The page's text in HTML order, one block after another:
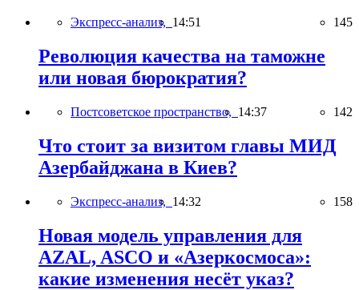
Экспресс-анализ, 14:51 145
Революция качества на таможне
или новая бюрократия?
Постсоветское пространство, 14:37 142
Что стоит за визитом главы МИД
Азербайджана в Киев?
Экспресс-анализ, 14:32 158
Новая модель управления для
AZAL, ASCO и «Азеркосмоса»:
какие изменения несёт указ?